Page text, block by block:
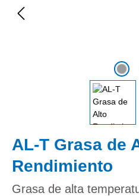
AL-T Grasa de
Rendimiento
Grasa de alta